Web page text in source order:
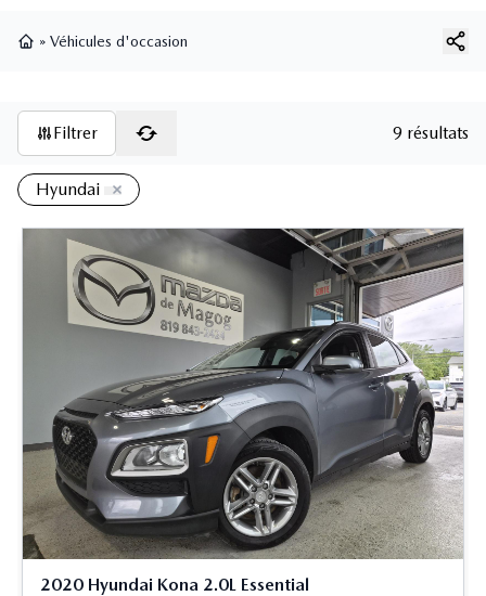
» Véhicules d'occasion
Filtrer 9 résultats
Hyundai
2020 Hyundai Kona 2.0L Essential